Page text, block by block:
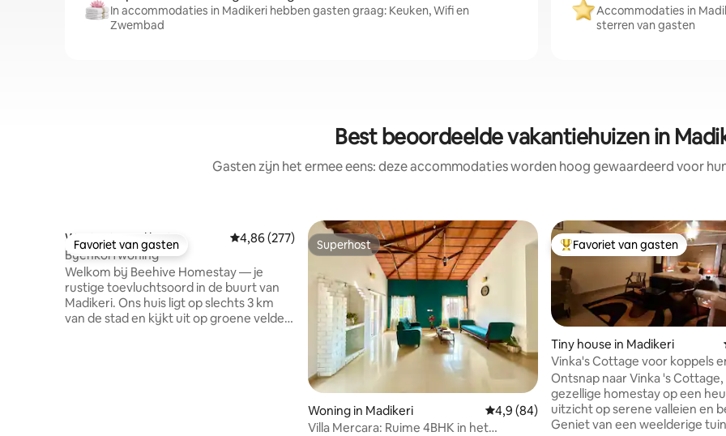
In accommodaties in Madikeri hebben gasten graag: Keuken, Wifi en
Zwembad
Accommodaties in
sterren van gasten
Best beoordeelde vakantiehuizen in
Gasten zijn het ermee eens: deze accommodaties worden hoog gewaardeerd voor
Favoriet van gasten
Favoriet van gasten
Woning in Madikeri Gemiddelde beoordeling van 4,86 uit 5, 277 recensies
4,86 (277)
Bijenkorfwoning
Welkom bij Beehive Homestay — je
rustige toevluchtsoord in de buurt van
Madikeri. Ons huis ligt op slechts 3 km
van de stad en kijkt uit op groene velden
Superhost
Superhost
Woning in Madikeri Gemiddelde beoordeling van 4,9 uit 5, 84
4,9 (84)
Villa Mercara: Ruime 4BHK in het
Topfavoriet van gasten
Favoriet van gasten
Tiny house in Madikeri
Vinka's Cottage voor koppels en
huwelijksreizigers.
Ontsnap naar Vinka 's Cottage,
gezellige homestay op een
uitzicht op serene valleien en
Geniet van een weelderige